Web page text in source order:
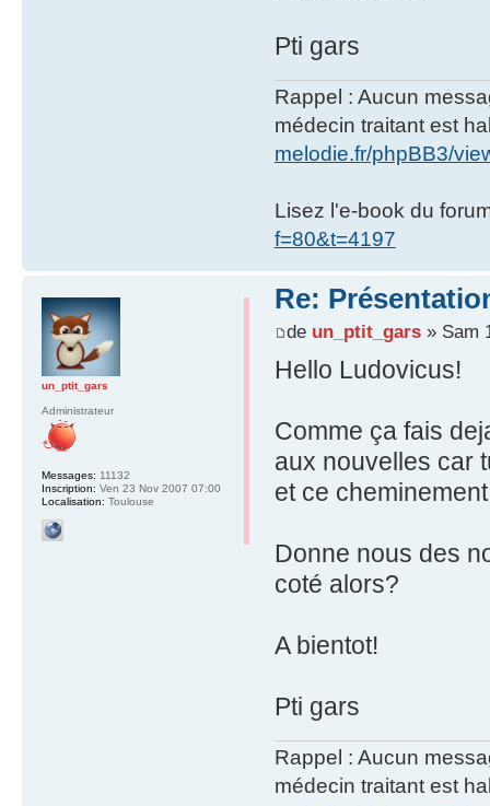
Pti gars
Rappel : Aucun
médecin traitant est
melodie.fr/phpBB3/
Lisez l'e-book du
f=80&t=4197
Re:
de un_ptit_gars» Sam
Hello Ludovicus!
Comme ça fais
aux nouvelles car
et ce
Donne nous des
coté alors?
A bientot!
Pti gars
Rappel : Aucun
médecin traitant est
un_ptit_gars
Administrateur
Messages: 11132
Inscription: Ven 23 Nov 2007 07:00
Localisation: Toulouse